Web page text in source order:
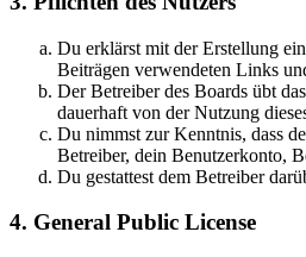
Du erklärst mit der Erstellung
Beiträgen verwendeten Links
Der Betreiber des Boards übt
dauerhaft von der Nutzung
Du nimmst zur Kenntnis, dass
Betreiber, dein Benutzerkonto,
Du gestattest dem Betreiber
4. General Public License